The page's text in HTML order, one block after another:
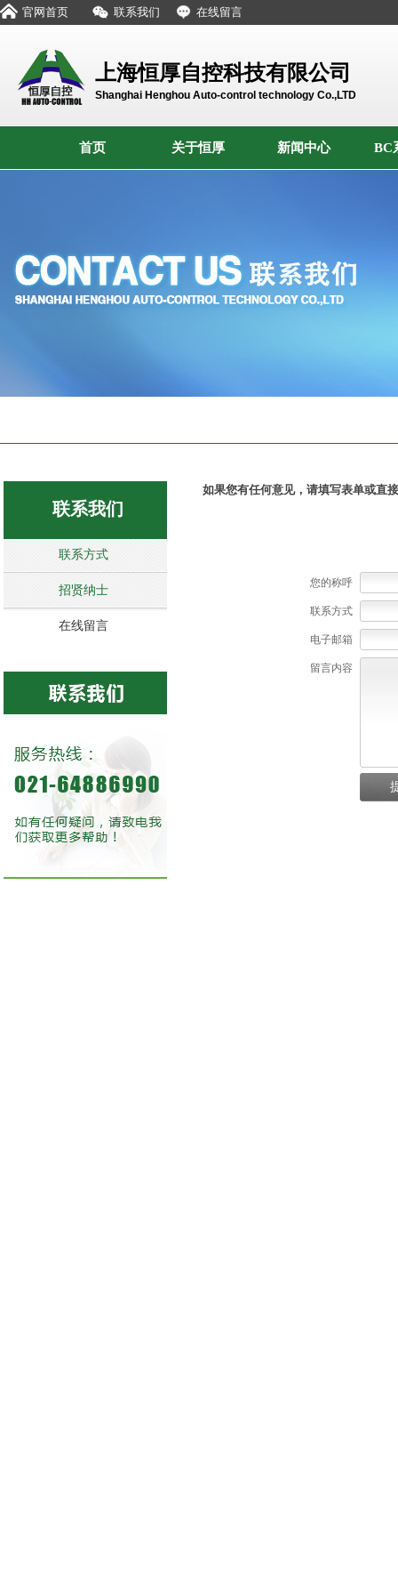
联系我们
官网首页 在线留言
上海恒厚自控科技有限公司
Shanghai Henghou Auto-control technology Co.,LTD
首页 关于恒厚 新闻中心 BC
联系我们
如果您有任何意见，请填写表单或直
联系方式
招贤纳士
在线留言
您的称呼
联系方式
电子邮箱
留言内容